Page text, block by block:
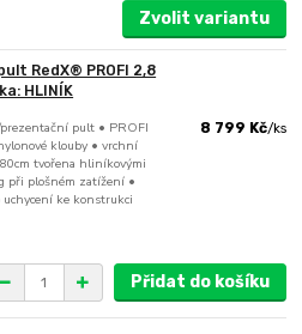
Zvolit variantu
RedX® PROFI 2,8
HLINÍK
pult • PROFI
klouby • vrchní
tvořena hliníkovými
při plošném zatížení •
ke konstrukci
8 799 Kč/ks
Přidat do košíku